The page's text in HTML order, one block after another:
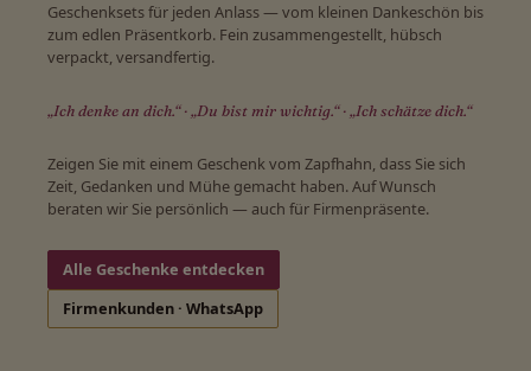
Geschenksets für jeden Anlass — vom kleinen Dankeschön bis
zum edlen Präsentkorb. Fein zusammengestellt, hübsch
verpackt, versandfertig.
„Ich denke an dich.“ · „Du bist mir wichtig.“ · „Ich schätze dich.“
Zeigen Sie mit einem Geschenk vom Zapfhahn, dass Sie sich
Zeit, Gedanken und Mühe gemacht haben. Auf Wunsch
beraten wir Sie persönlich — auch für Firmenpräsente.
Alle Geschenke entdecken
Firmenkunden · WhatsApp